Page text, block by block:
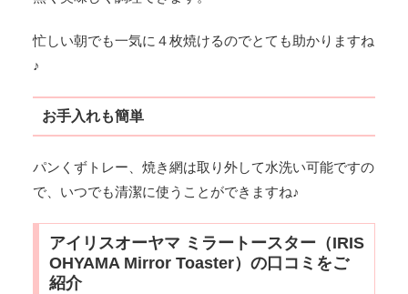
忙しい朝でも一気に４枚焼けるのでとても助かりますね
♪
お手入れも簡単
パンくずトレー、焼き網は取り外して水洗い可能ですの
で、いつでも清潔に使うことができますね♪
アイリスオーヤマ ミラートースター（IRIS
OHYAMA Mirror Toaster）の口コミをご
紹介